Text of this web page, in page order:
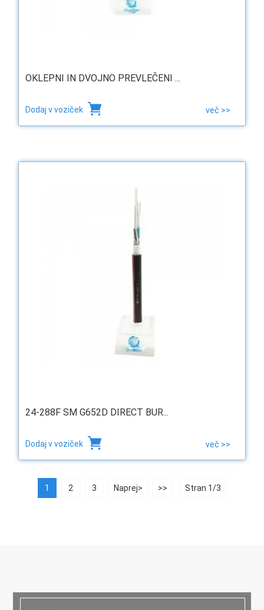
OKLEPNI IN DVOJNO PREVLEČENI ...
Dodaj v voziček več >>
24-288F SM G652D DIRECT BUR...
Dodaj v voziček več >>
1 2 3 Naprej> >> Stran 1/3